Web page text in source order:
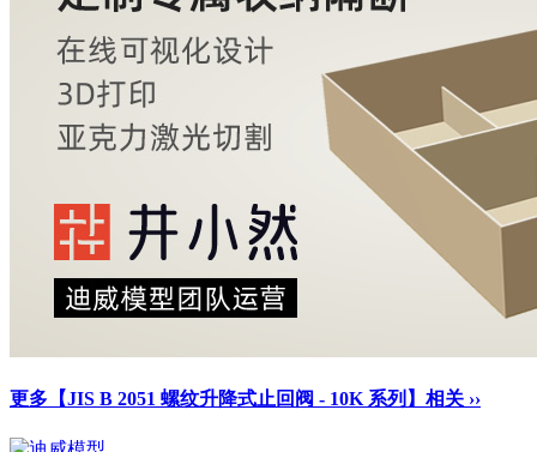
更多【JIS B 2051 螺纹升降式止回阀 - 10K 系列】相关 ››